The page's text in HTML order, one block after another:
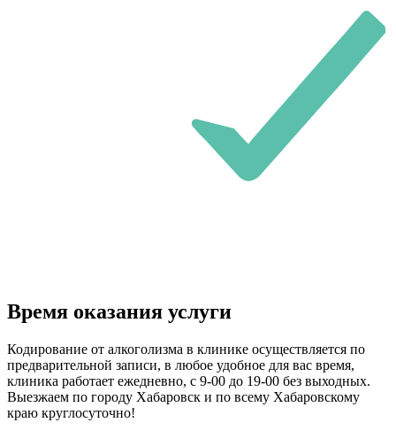
Время оказания услуги
Кодирование от алкоголизма в клинике осуществляется по
предварительной записи, в любое удобное для вас время,
клиника работает ежедневно, с 9-00 до 19-00 без выходных.
Выезжаем по городу Хабаровск и по всему Хабаровскому
краю круглосуточно!